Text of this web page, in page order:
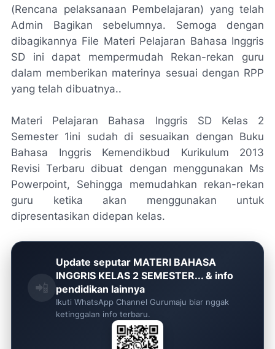
(Rencana pelaksanaan Pembelajaran) yang telah
Admin Bagikan sebelumnya. Semoga dengan
dibagikannya File Materi Pelajaran Bahasa Inggris
SD ini dapat mempermudah Rekan-rekan guru
dalam memberikan materinya sesuai dengan RPP
yang telah dibuatnya..
Materi Pelajaran Bahasa Inggris SD Kelas 2
Semester 1ini sudah di sesuaikan dengan Buku
Bahasa Inggris Kemendikbud Kurikulum 2013
Revisi Terbaru dibuat dengan menggunakan Ms
Powerpoint, Sehingga memudahkan rekan-rekan
guru ketika akan menggunakan untuk
dipresentasikan didepan kelas.
📲
Update seputar MATERI BAHASA
INGGRIS KELAS 2 SEMESTER... & info
pendidikan lainnya
Ikuti WhatsApp Channel Gurumaju biar nggak
ketinggalan info terbaru.